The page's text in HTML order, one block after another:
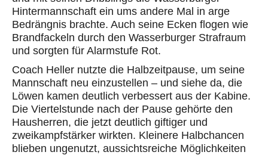
Hintermannschaft ein ums andere Mal in arge
Bedrängnis brachte. Auch seine Ecken flogen wie
Brandfackeln durch den Wasserburger Strafraum
und sorgten für Alarmstufe Rot.
Coach Heller nutzte die Halbzeitpause, um seine
Mannschaft neu einzustellen – und siehe da, die
Löwen kamen deutlich verbessert aus der Kabine.
Die Viertelstunde nach der Pause gehörte den
Hausherren, die jetzt deutlich giftiger und
zweikampfstärker wirkten. Kleinere Halbchancen
blieben ungenutzt, aussichtsreiche Möglichkeiten